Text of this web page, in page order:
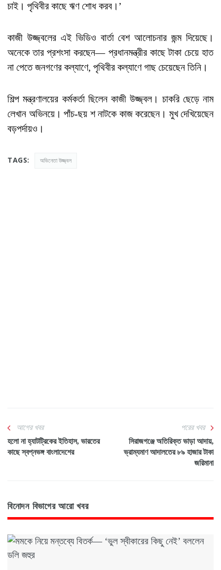
চাই। পৃথিবীর কাছে ঋণ শোধ করব।’
কাজী উজ্জ্বলের এই ভিডিও বার্তা বেশ আলোচনার জন্ম দিয়েছে।
অনেকে তার প্রশংসা করছেন— প্রধানমন্ত্রীর কাছে টাকা চেয়ে হাত
না পেতে জনগণের কল্যাণে, পৃথিবীর কল্যাণে গাছ চেয়েছেন তিনি।
শিল্প মন্ত্রণালয়ের কর্মকর্তা ছিলেন কাজী উজ্জ্বল। চাকরি ছেড়ে নাম
লেখান অভিনয়ে। পাঁচ-ছয় শ নাটকে কাজ করেছেন। মুখ দেখিয়েছেন
বড়পর্দায়ও।
TAGS: অভিনেতা উজ্জ্বল
আগের খবর
হলো না হ্যাটট্রিকের ইতিহাস, ভারতের
কাছে স্বপ্নভঙ্গ বাংলাদেশের
পরের খবর
সিরাজগঞ্জে অতিরিক্ত ভাড়া আদায়,
ভ্রাম্যমাণ আদালতের ৮৯ হাজার টাকা
জরিমানা
বিনোদন বিভাগের আরো খবর